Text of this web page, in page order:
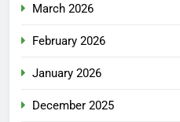
March 2026
February 2026
January 2026
December 2025